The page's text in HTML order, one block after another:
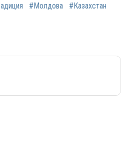
#Молдова #Казахстан